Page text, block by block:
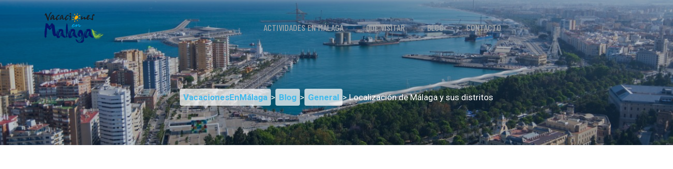
ACTIVIDADES EN MÁLAGA QUÉ VISITAR BLOG CONTACTO
VacacionesEnMálaga > Blog > General > Localización de Málaga y sus distritos